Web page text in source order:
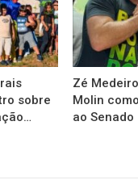
sobre
Zé
Molin
ao Senado